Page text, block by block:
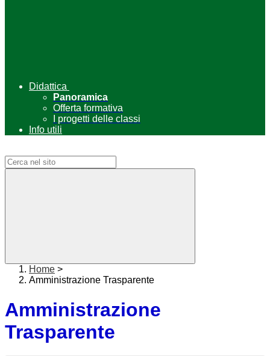
Didattica
Panoramica
Offerta formativa
I progetti delle classi
Info utili
Home >
Amministrazione Trasparente
Amministrazione
Trasparente